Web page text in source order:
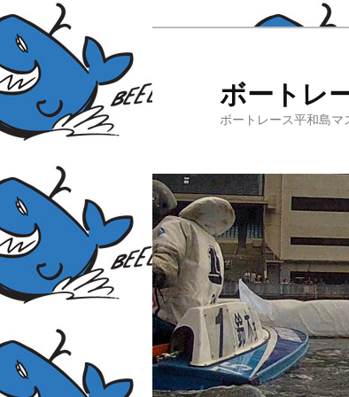
ボートレ
ボートレース平和島マ